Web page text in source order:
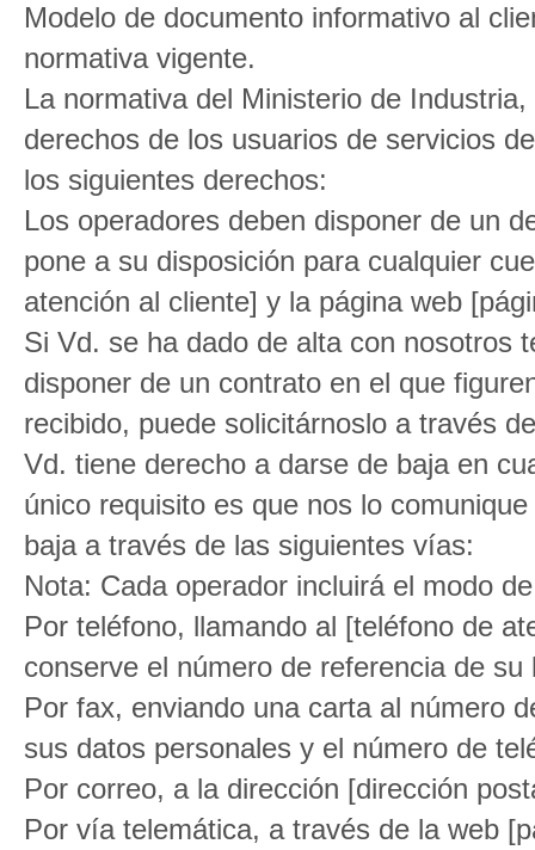
Modelo de documento informativo al
normativa vigente.
La normativa del Ministerio de
derechos de los usuarios de servicios
los siguientes derechos:
Los operadores deben disponer de un
pone a su disposición para cualquier
atención al cliente] y la página web
Si Vd. se ha dado de alta con nosotros
disponer de un contrato en el que
recibido, puede solicitárnoslo a través
Vd. tiene derecho a darse de baja en
único requisito es que nos lo
baja a través de las siguientes vías:
Nota: Cada operador incluirá el modo
Por teléfono, llamando al [teléfono de
conserve el número de referencia de
Por fax, enviando una carta al número
sus datos personales y el número de
Por correo, a la dirección [dirección
Por vía telemática, a través de la web